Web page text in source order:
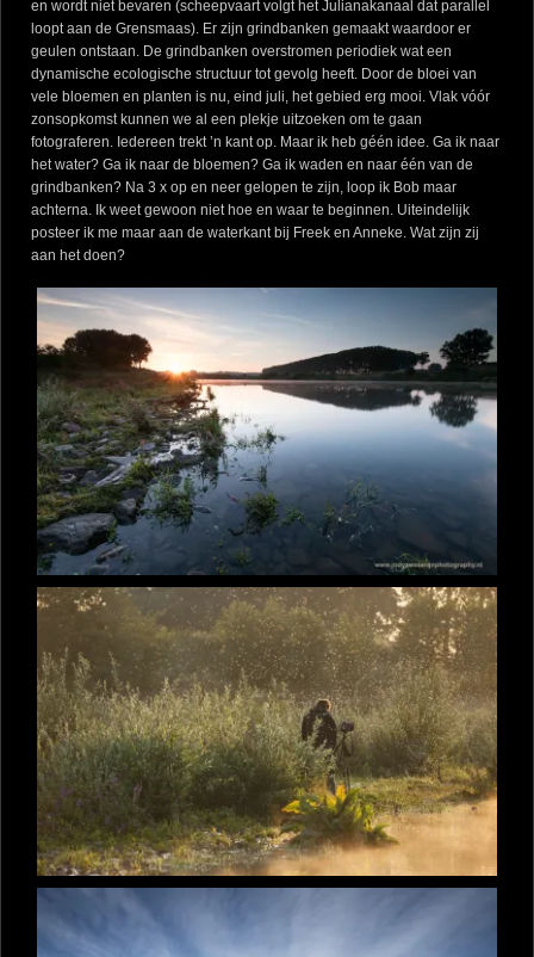
en wordt niet bevaren (scheepvaart volgt het Julianakanaal dat parallel
loopt aan de Grensmaas). Er zijn grindbanken gemaakt waardoor er
geulen ontstaan. De grindbanken overstromen periodiek wat een
dynamische ecologische structuur tot gevolg heeft. Door de bloei van
vele bloemen en planten is nu, eind juli, het gebied erg mooi. Vlak vóór
zonsopkomst kunnen we al een plekje uitzoeken om te gaan
fotograferen. Iedereen trekt ’n kant op. Maar ik heb géén idee. Ga ik naar
het water? Ga ik naar de bloemen? Ga ik waden en naar één van de
grindbanken? Na 3 x op en neer gelopen te zijn, loop ik Bob maar
achterna. Ik weet gewoon niet hoe en waar te beginnen. Uiteindelijk
posteer ik me maar aan de waterkant bij Freek en Anneke. Wat zijn zij
aan het doen?